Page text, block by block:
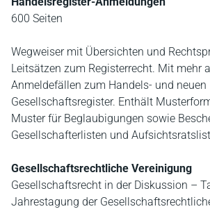
600 Seiten
Wegweiser mit Übersichten und
Leitsätzen zum Registerrecht. Mit mehr
Anmeldefällen zum Handels- und neuen
Gesellschaftsregister. Enthält
Muster für Beglaubigungen sowie
Gesellschafterlisten und
Gesellschaftsrechtliche Vereinigung
Gesellschaftsrecht in der Diskussion –
Jahrestagung der